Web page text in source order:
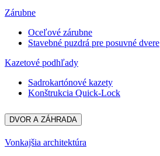
Zárubne
Oceľové zárubne
Stavebné puzdrá pre posuvné dvere
Kazetové podhľady
Sadrokartónové kazety
Konštrukcia Quick-Lock
DVOR A ZÁHRADA
Vonkajšia architektúra